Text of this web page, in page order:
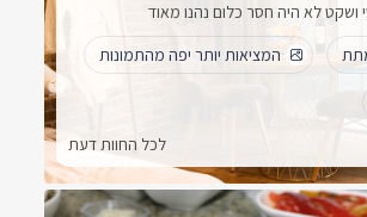
לא היה חסר כלום נהנו מאוד
המציאות יותר יפה מהתמונות
לכל החוות דעת